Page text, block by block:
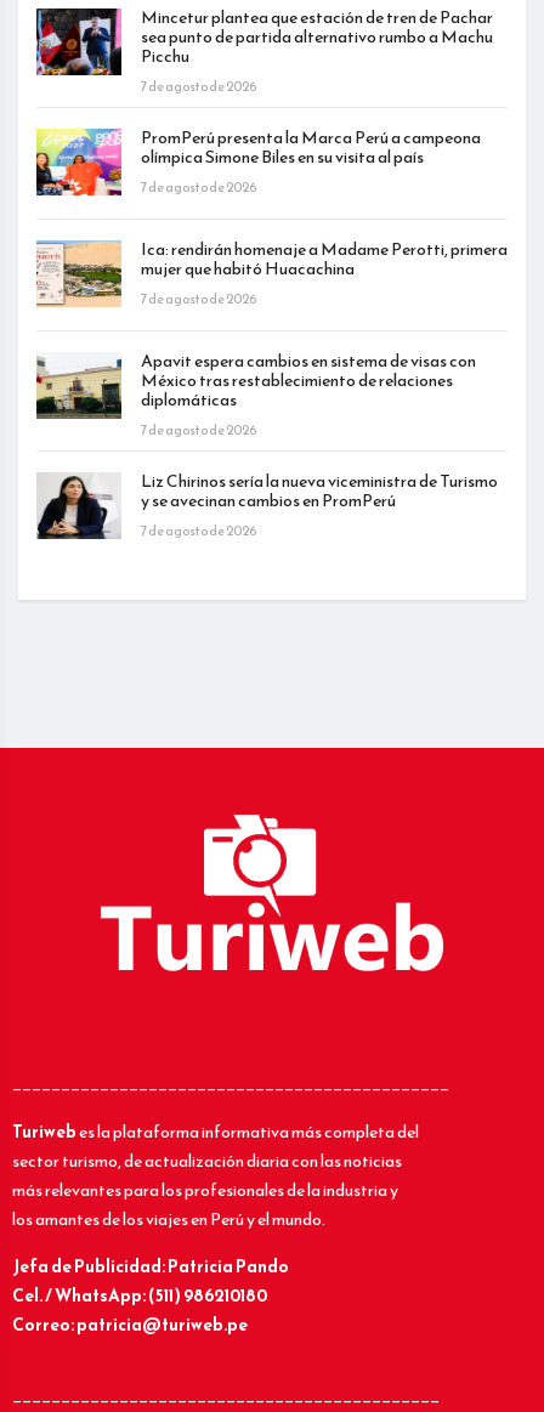
Mincetur plantea que estación de tren de Pachar
sea punto de partida alternativo rumbo a Machu
Picchu
7 de agosto de 2026
PromPerú presenta la Marca Perú a campeona
olímpica Simone Biles en su visita al país
7 de agosto de 2026
Ica: rendirán homenaje a Madame Perotti, primera
mujer que habitó Huacachina
7 de agosto de 2026
Apavit espera cambios en sistema de visas con
México tras restablecimiento de relaciones
diplomáticas
7 de agosto de 2026
Liz Chirinos sería la nueva viceministra de Turismo
y se avecinan cambios en PromPerú
7 de agosto de 2026
_____________________________________________
Turiwebes la plataforma informativa más completa del
sector turismo, de actualización diaria con las noticias
más relevantes para los profesionales de la industria y
los amantes de los viajes en Perú y el mundo.
Jefa de Publicidad: Patricia Pando
Cel. / WhatsApp: (511) 986210180
Correo: patricia@turiweb.pe
____________________________________________